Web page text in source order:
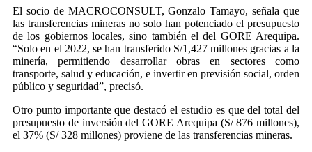
El socio de MACROCONSULT, Gonzalo Tamayo, señala que
las transferencias mineras no solo han potenciado el presupuesto
de los gobiernos locales, sino también el del GORE Arequipa.
“Solo en el 2022, se han transferido S/1,427 millones gracias a la
minería, permitiendo desarrollar obras en sectores como
transporte, salud y educación, e invertir en previsión social, orden
público y seguridad”, precisó.
Otro punto importante que destacó el estudio es que del total del
presupuesto de inversión del GORE Arequipa (S/ 876 millones),
el 37% (S/ 328 millones) proviene de las transferencias mineras.